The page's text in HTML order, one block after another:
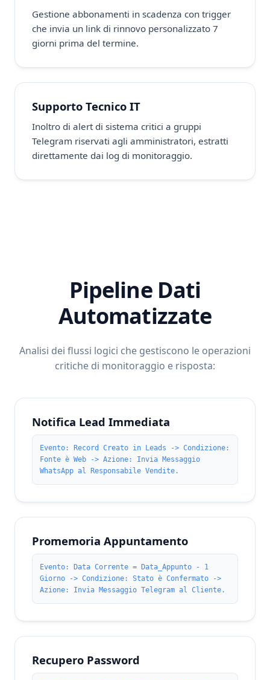
Gestione abbonamenti in scadenza con trigger
che invia un link di rinnovo personalizzato 7
giorni prima del termine.
Supporto Tecnico IT
Inoltro di alert di sistema critici a gruppi
Telegram riservati agli amministratori, estratti
direttamente dai log di monitoraggio.
Pipeline Dati
Automatizzate
Analisi dei flussi logici che gestiscono le operazioni
critiche di monitoraggio e risposta:
Notifica Lead Immediata
Evento: Record Creato in Leads -> Condizione:
Fonte è Web -> Azione: Invia Messaggio
WhatsApp al Responsabile Vendite.
Promemoria Appuntamento
Evento: Data Corrente = Data_Appunto - 1
Giorno -> Condizione: Stato è Confermato ->
Azione: Invia Messaggio Telegram al Cliente.
Recupero Password